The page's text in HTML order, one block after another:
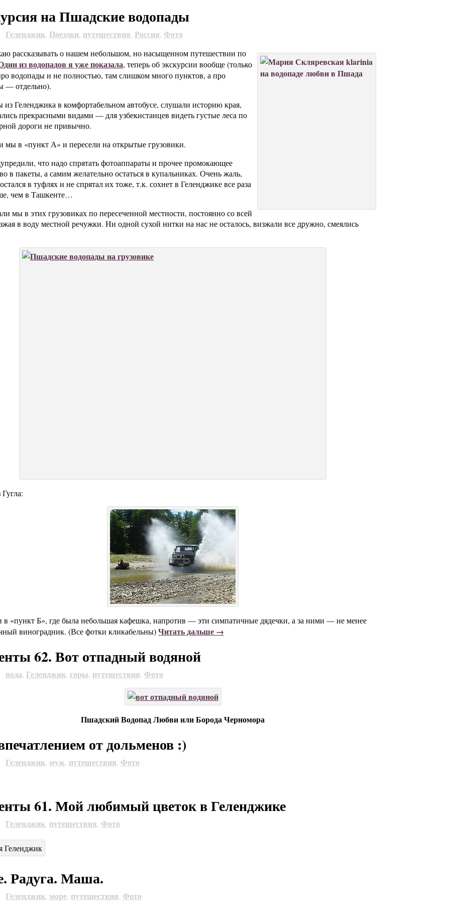
на Пшадские водопады
Геленджик, Поездки, путешествия, Россия, Фото
рассказывать о нашем небольшом, но насыщенном путешествии по
из водопадов я уже показала, теперь об экскурсии вообще (только
водопады и не полностью, там слишком много пунктов, а про
— отдельно).
Геленджика в комфортабельном автобусе, слушали историю края,
прекрасными видами — для узбекистанцев видеть густые леса по
дороги не привычно.
мы в «пункт А» и пересели на открытые грузовики.
что надо спрятать фотоаппараты и прочее промокающее
в пакеты, а самим желательно остаться в купальниках. Очень жаль,
в туфлях и не спрятал их тоже, т.к. сохнет в Геленджике все раза
чем в Ташкенте…
мы в этих грузовиках по пересеченной местности, постоянно со всей
в воду местной речужки. Ни одной сухой нитки на нас не осталось, визжали все дружно, смеялись
«пункт Б», где была небольшая кафешка, напротив — эти симпатичные дядечки, а за ними — не менее
виноградник. (Все фотки кликабельны)Читать дальше →
62. Вот отпадный водяной
вода, Геленджик, горы, путешествия, Фото
Пшадский Водопад Любви или Борода Черномора
от дольменов :)
Геленджик, муж, путешествия, Фото
61. Мой любимый цветок в Геленджике
Геленджик, путешествия, Фото
Радуга. Маша.
Геленджик, море, путешествия, Фото